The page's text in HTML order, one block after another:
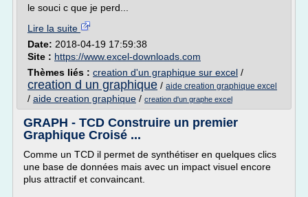
le souci c que je perd...
Lire la suite
Date: 2018-04-19 17:59:38
Site : https://www.excel-downloads.com
Thèmes liés : creation d'un graphique sur excel /
creation d un graphique / aide creation graphique excel
/ aide creation graphique / creation d'un graphe excel
GRAPH - TCD Construire un premier
Graphique Croisé ...
Comme un TCD il permet de synthétiser en quelques clics
une base de données mais avec un impact visuel encore
plus attractif et convaincant.